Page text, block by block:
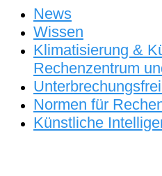
News
Wissen
Klimatisierung &
Rechenzentrum
Normen für
Künstliche